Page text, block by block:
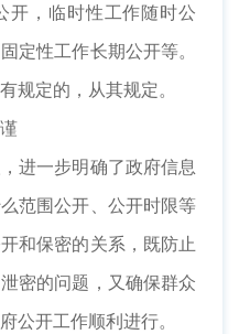
开，临时性工作随时公
定性工作长期公开等。
规定的，从其规定。
一步明确了政府信息
范围公开、公开时限等
和保密的关系，既防止
密的问题，又确保群众
公开工作顺利进行。